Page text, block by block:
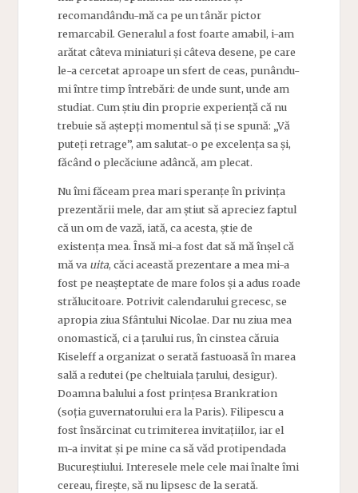
recomandându-mă ca pe un tânăr pictor
remarcabil. Generalul a fost foarte amabil, i-am
arătat câteva miniaturi și câteva desene, pe care
le-a cercetat aproape un sfert de ceas, punându-
mi între timp întrebări: de unde sunt, unde am
studiat. Cum știu din proprie experiență că nu
trebuie să aștepți momentul să ți se spună: „Vă
puteți retrage”, am salutat-o pe excelența sa și,
făcând o plecăciune adâncă, am plecat.
Nu îmi făceam prea mari speranțe în privința
prezentării mele, dar am știut să apreciez faptul
că un om de vază, iată, ca acesta, știe de
existența mea. Însă mi-a fost dat să mă înșel că
mă va uita, căci această prezentare a mea mi-a
fost pe neașteptate de mare folos și a adus roade
strălucitoare. Potrivit calendarului grecesc, se
apropia ziua Sfântului Nicolae. Dar nu ziua mea
onomastică, ci a țarului rus, în cinstea căruia
Kiseleff a organizat o serată fastuoasă în marea
sală a redutei (pe cheltuiala țarului, desigur).
Doamna balului a fost prințesa Brankration
(soția guvernatorului era la Paris). Filipescu a
fost însărcinat cu trimiterea invitațiilor, iar el
m-a invitat și pe mine ca să văd protipendada
Bucureștiului. Interesele mele cele mai înalte îmi
cereau, firește, să nu lipsesc de la serată.